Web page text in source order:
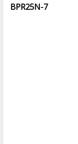
BPR25N-7